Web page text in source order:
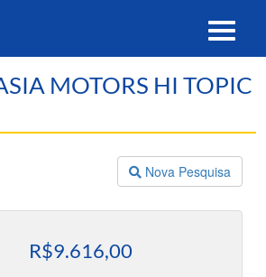
Toggle
MOTORS HI TOPIC
Nova Pesquisa
R$9.616,00